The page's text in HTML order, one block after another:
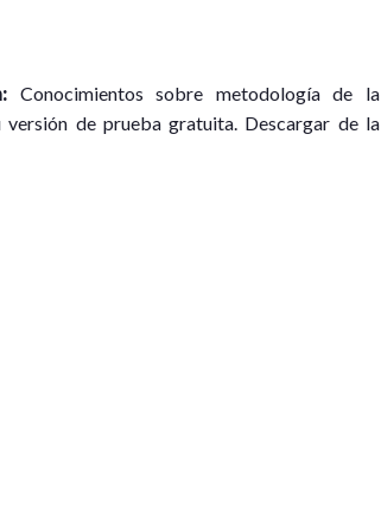
Conocimientos sobre metodología de la
de prueba gratuita. Descargar de la